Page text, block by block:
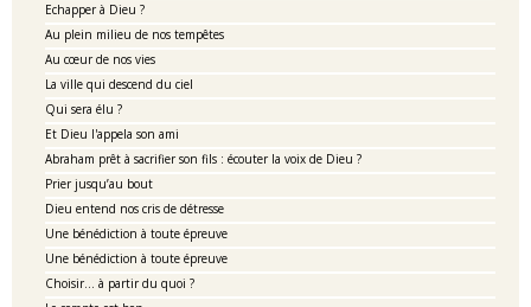
Echapper à Dieu ?
Au plein milieu de nos tempêtes
Au cœur de nos vies
La ville qui descend du ciel
Qui sera élu ?
Et Dieu l'appela son ami
Abraham prêt à sacrifier son fils : écouter la voix de Dieu ?
Prier jusqu’au bout
Dieu entend nos cris de détresse
Une bénédiction à toute épreuve
Une bénédiction à toute épreuve
Choisir... à partir du quoi ?